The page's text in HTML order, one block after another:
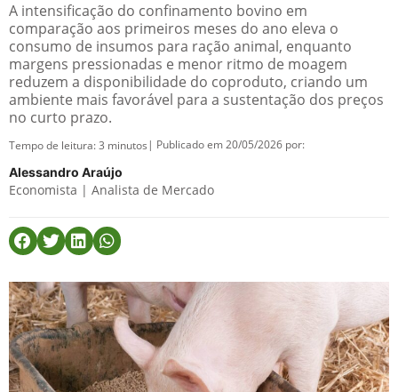
A intensificação do confinamento bovino em
comparação aos primeiros meses do ano eleva o
consumo de insumos para ração animal, enquanto
margens pressionadas e menor ritmo de moagem
reduzem a disponibilidade do coproduto, criando um
ambiente mais favorável para a sustentação dos preços
no curto prazo.
Tempo de leitura:3 minutos | Publicado em 20/05/2026 por:
Alessandro Araújo
Economista | Analista de Mercado